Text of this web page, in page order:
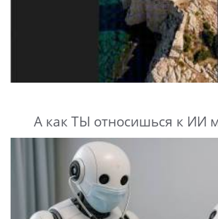
А как ТЫ относишься к ИИ